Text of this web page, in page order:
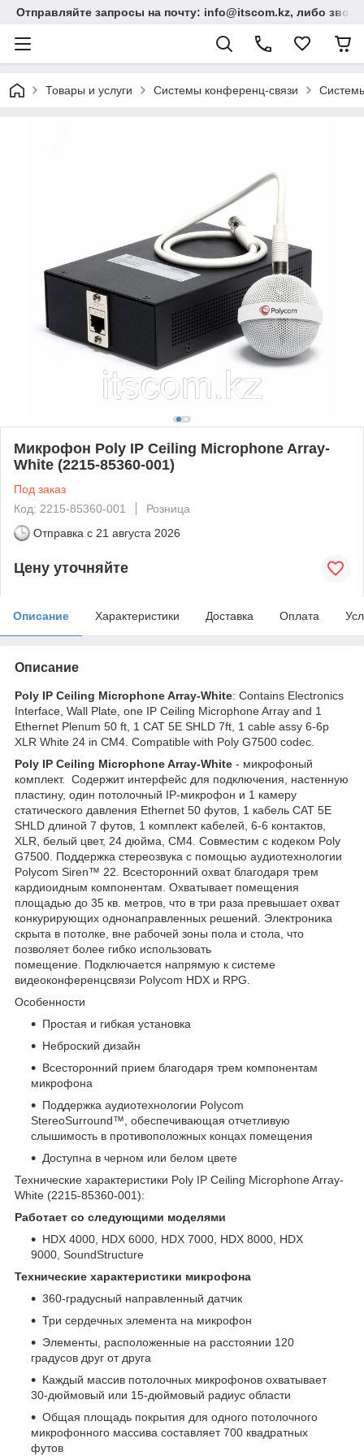
Отправляйте запросы на почту: info@itscom.kz, либо
Товары и услуги Системы конференц-связи
Микрофон Poly IP Ceiling Microphone Array-
White (2215-85360-001)
Под заказ
Код: 2215-85360-001
Розница
Отправка с 21 августа 2026
Цену уточняйте
Описание Характеристики Доставка Оплата
Описание
Poly IP Ceiling Microphone Array-White: Contains Electronics
Interface, Wall Plate, one IP Ceiling Microphone Array and 1
Ethernet Plenum 50 ft, 1 CAT 5E SHLD 7ft, 1 cable assy 6-6p
XLR White 24 in CM4. Compatible with Poly G7500 codec.
Poly IP Ceiling Microphone Array-White - микрофоный
комплект. Содержит интерфейс для подключения, настенную
пластину, один потолочный IP-микрофон и 1 камеру
статического давления Ethernet 50 футов, 1 кабель CAT 5E
SHLD длиной 7 футов, 1 комплект кабелей, 6-6 контактов,
XLR, белый цвет, 24 дюйма, CM4. Совместим с кодеком Poly
G7500. Поддержка стереозвука с помощью аудиотехнологии
Polycom Siren™ 22. Всесторонний охват благодаря трем
кардиоидным компонентам. Охватывает помещения
площадью до 35 кв. метров, что в три раза превышает охват
конкурирующих однонаправленных решений. Электроника
скрыта в потолке, вне рабочей зоны пола и стола, что
позволяет более гибко использовать
помещение. Подключается напрямую к системе
видеоконференцсвязи Polycom HDX и RPG.
Особенности
Простая и гибкая установка
Неброский дизайн
Всесторонний прием благодаря трем компонентам
микрофона
Поддержка аудиотехнологии Polycom
StereoSurround™, обеспечивающая отчетливую
слышимость в противоположных концах помещения
Доступна в черном или белом цвете
Технические характеристики Poly IP Ceiling Microphone Array-
White (2215-85360-001):
Работает со следующими моделями
HDX 4000, HDX 6000, HDX 7000, HDX 8000, HDX
9000, SoundStructure
Технические характеристики микрофона
360-градусный направленный датчик
Три сердечных элемента на микрофон
Элементы, расположенные на расстоянии 120
градусов друг от друга
Каждый массив потолочных микрофонов охватывает
30-дюймовый или 15-дюймовый радиус области
Общая площадь покрытия для одного потолочного
микрофонного массива составляет 700 квадратных
футов